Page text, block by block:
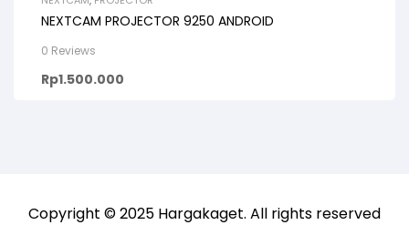
NEXTCAM PROJECTOR 9250 ANDROID
0 Reviews
Rp1.500.000
Copyright © 2025 Hargakaget. All rights reserved